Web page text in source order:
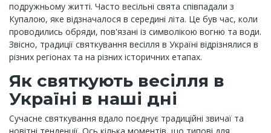
подружньому житті. Часто весільні свята співпадали з
Купалою, яке відзначалося в середині літа. Це був час, коли
проводились обряди, пов'язані із символікою вогню та води.
Звісно, традиції святкування весілля в Україні відрізнялися в
різних регіонах та на різних історичних етапах.
Як святкують весілля в
Україні в наші дні
Сучасне святкування вдало поєднує традиційні звичаї та